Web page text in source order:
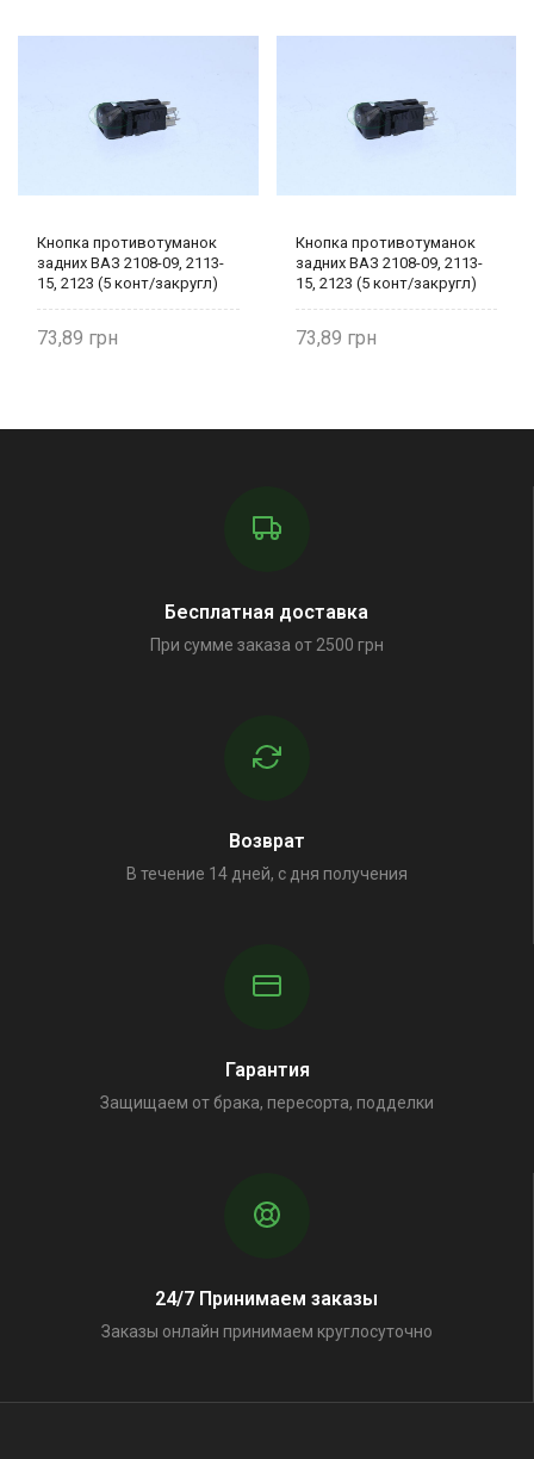
Кнопка противотуманок
задних ВАЗ 2108-09, 2113-
15, 2123 (5 конт/закругл)
73,89
Кнопка противотуманок
задних ВАЗ 2108-09, 2113-
15, 2123 (5 конт/закругл)
73,89
Бесплатная доставка
При сумме заказа от 2500 грн
Возврат
В течение 14 дней, с дня получения
Гарантия
Защищаем от брака, пересорта, подделки
24/7 Принимаем заказы
Заказы онлайн принимаем круглосуточно